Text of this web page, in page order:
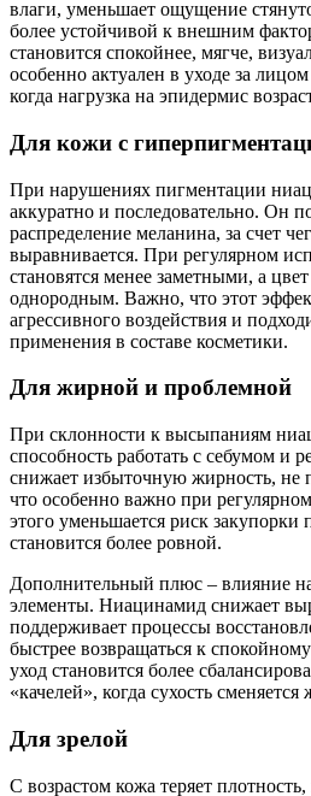
влаги, уменьшает ощущение
более устойчивой к внешним
становится спокойнее, мягче,
особенно актуален в уходе за
когда нагрузка на эпидермис
Для кожи с
При нарушениях пигментации
аккуратно и последовательно. Он
распределение меланина, за счет
выравнивается. При регулярном
становятся менее заметными, а
однородным. Важно, что этот
агрессивного воздействия и
применения в составе косметики.
Для жирной и проблемной
При склонности к высыпаниям
способность работать с себумом и
снижает избыточную жирность, не
что особенно важно при
этого уменьшается риск закупорки
становится более ровной.
Дополнительный плюс – влияние
элементы. Ниацинамид снижает
поддерживает процессы
быстрее возвращаться к
уход становится более
«качелей», когда сухость
Для зрелой
С возрастом кожа теряет